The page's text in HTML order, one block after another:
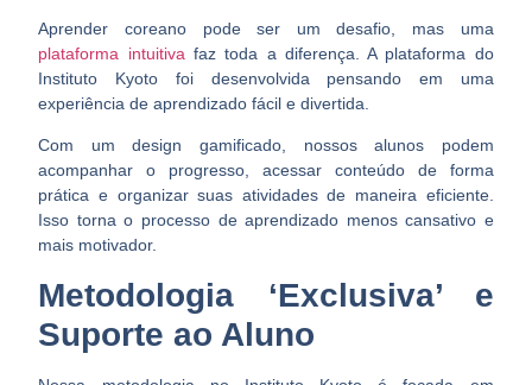
Aprender coreano pode ser um desafio, mas uma
plataforma intuitiva faz toda a diferença. A plataforma do
Instituto Kyoto foi desenvolvida pensando em uma
experiência de aprendizado fácil e divertida.
Com um design gamificado, nossos alunos podem
acompanhar o progresso, acessar conteúdo de forma
prática e organizar suas atividades de maneira eficiente.
Isso torna o processo de aprendizado menos cansativo e
mais motivador.
Metodologia ‘Exclusiva’ e
Suporte ao Aluno